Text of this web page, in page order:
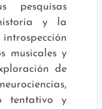
pesquisas
y la
musicales y
de
tentativo y